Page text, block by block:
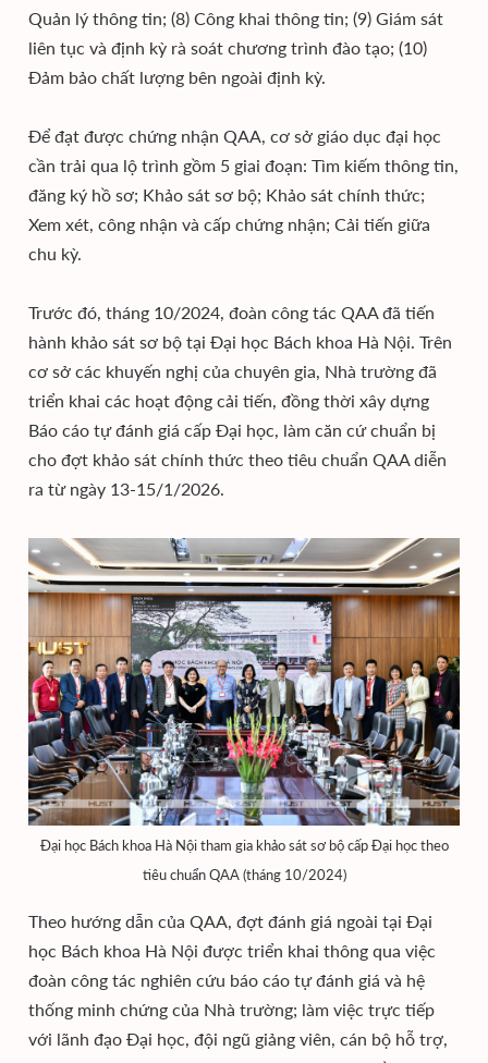
Quản lý thông tin; (8) Công khai thông tin; (9) Giám sát
liên tục và định kỳ rà soát chương trình đào tạo; (10)
Đảm bảo chất lượng bên ngoài định kỳ.
Để đạt được chứng nhận QAA, cơ sở giáo dục đại học
cần trải qua lộ trình gồm 5 giai đoạn: Tìm kiếm thông tin,
đăng ký hồ sơ; Khảo sát sơ bộ; Khảo sát chính thức;
Xem xét, công nhận và cấp chứng nhận; Cải tiến giữa
chu kỳ.
Trước đó, tháng 10/2024, đoàn công tác QAA đã tiến
hành khảo sát sơ bộ tại Đại học Bách khoa Hà Nội. Trên
cơ sở các khuyến nghị của chuyên gia, Nhà trường đã
triển khai các hoạt động cải tiến, đồng thời xây dựng
Báo cáo tự đánh giá cấp Đại học, làm căn cứ chuẩn bị
cho đợt khảo sát chính thức theo tiêu chuẩn QAA diễn
ra từ ngày 13-15/1/2026.
Đại học Bách khoa Hà Nội tham gia khảo sát sơ bộ cấp Đại học theo
tiêu chuẩn QAA (tháng 10/2024)
Theo hướng dẫn của QAA, đợt đánh giá ngoài tại Đại
học Bách khoa Hà Nội được triển khai thông qua việc
đoàn công tác nghiên cứu báo cáo tự đánh giá và hệ
thống minh chứng của Nhà trường; làm việc trực tiếp
với lãnh đạo Đại học, đội ngũ giảng viên, cán bộ hỗ trợ,